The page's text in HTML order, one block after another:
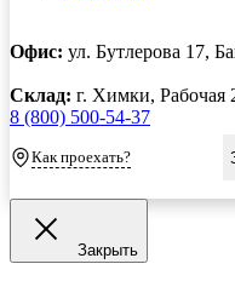
Офис: ул. Бутлерова 17,
Склад: г. Химки, Рабочая
8 (800) 500-54-37
Как проехать?
Закрыть